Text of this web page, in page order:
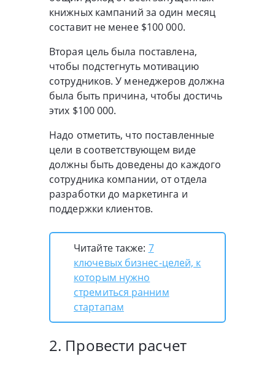
книжных кампаний за один месяц
составит не менее $100 000.
Вторая цель была поставлена,
чтобы подстегнуть мотивацию
сотрудников. У менеджеров должна
была быть причина, чтобы достичь
этих $100 000.
Надо отметить, что поставленные
цели в соответствующем виде
должны быть доведены до каждого
сотрудника компании, от отдела
разработки до маркетинга и
поддержки клиентов.
Читайте также: 7
ключевых бизнес-целей, к
которым нужно
стремиться ранним
стартапам
2. Провести расчет